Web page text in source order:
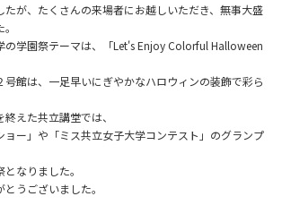
たが、たくさんの来場者にお越しいただき、無事大盛
の学園祭テーマは、「Let's Enjoy Colorful Halloween
号館は、一足早いにぎやかなハロウィンの装飾で彩ら
えた共立講堂では、
ョー」や「ミス共立女子大学コンテスト」のグランプ
なりました。
うございました。